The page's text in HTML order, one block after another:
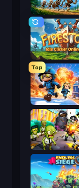
Top
Tower Battle